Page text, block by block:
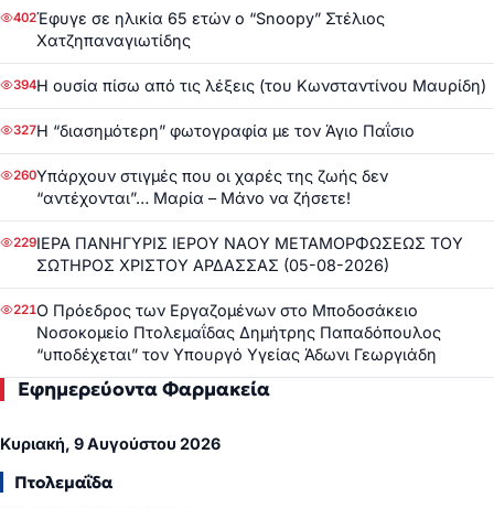
402Έφυγε σε ηλικία 65 ετών ο “Snoopy” Στέλιος
Χατζηπαναγιωτίδης
394Η ουσία πίσω από τις λέξεις (του Κωνσταντίνου Μαυρίδη)
327Η “διασημότερη” φωτογραφία με τον Άγιο Παΐσιο
260Υπάρχουν στιγμές που οι χαρές της ζωής δεν
“αντέχονται”… Μαρία – Μάνο να ζήσετε!
229ΙΕΡΑ ΠΑΝΗΓΥΡΙΣ ΙΕΡΟΥ ΝΑΟΥ ΜΕΤΑΜΟΡΦΩΣΕΩΣ ΤΟΥ
ΣΩΤΗΡΟΣ ΧΡΙΣΤΟΥ ΑΡΔΑΣΣΑΣ (05-08-2026)
221Ο Πρόεδρος των Εργαζομένων στο Μποδοσάκειο
Νοσοκομείο Πτολεμαΐδας Δημήτρης Παπαδόπουλος
“υποδέχεται” τον Υπουργό Υγείας Άδωνι Γεωργιάδη
Εφημερεύοντα Φαρμακεία
Κυριακή, 9 Αυγούστου 2026
Πτολεμαΐδα